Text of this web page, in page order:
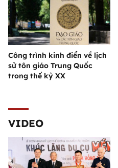
Công trình kinh điển về lịch
sử tôn giáo Trung Quốc
trong thế kỷ XX
VIDEO